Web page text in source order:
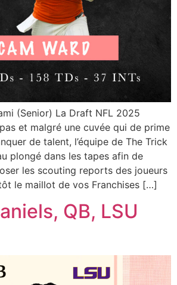
(Senior) La Draft NFL 2025
et malgré une cuvée qui de prime
de talent, l’équipe de The Trick
plongé dans les tapes afin de
les scouting reports des joueurs
le maillot de vos Franchises […]
QB, LSU